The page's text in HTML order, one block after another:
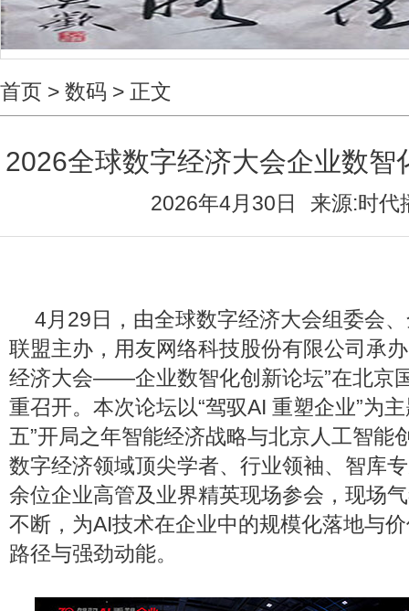
首页 > 数码 > 正文
2026全球数字经济大会企业数智
2026年4月30日 来源:时代
4月29日，由全球数字经济大会组委会
联盟主办，用友网络科技股份有限公司承
经济大会——企业数智化创新论坛”在北京
重召开。本次论坛以“驾驭AI 重塑企业”为
五”开局之年智能经济战略与北京人工智能
数字经济领域顶尖学者、行业领袖、智库
余位企业高管及业界精英现场参会，现场
不断，为AI技术在企业中的规模化落地与
路径与强劲动能。